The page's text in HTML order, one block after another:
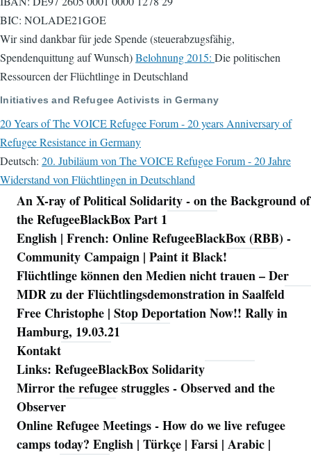
BIC: NOLADE21GOE
Wir sind dankbar für jede Spende (steuerabzugsfähig,
Spendenquittung auf Wunsch)Belohnung 2015: Die politischen
Ressourcen der Flüchtlinge in Deutschland
Initiatives and Refugee Activists in Germany
20 Years of The VOICE Refugee Forum - 20 years Anniversary of
Refugee Resistance in Germany
Deutsch: 20. Jubiläum von The VOICE Refugee Forum - 20 Jahre
Widerstand von Flüchtlingen in Deutschland
Navigation
An X-ray of Political Solidarity - on the Background of
the RefugeeBlackBox Part 1
English | French: Online RefugeeBlackBox (RBB) -
Community Campaign | Paint it Black!
Flüchtlinge können den Medien nicht trauen – Der
MDR zu der Flüchtlingsdemonstration in Saalfeld
Free Christophe | Stop Deportation Now!! Rally in
Hamburg, 19.03.21
Kontakt
Links: RefugeeBlackBox Solidarity
Mirror the refugee struggles - Observed and the
Observer
Online Refugee Meetings - How do we live refugee
camps today? English | Türkçe | Farsi | Arabic |